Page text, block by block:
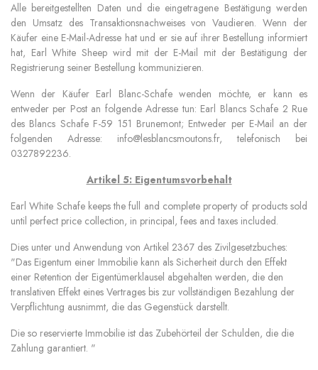
Alle bereitgestellten Daten und die eingetragene Bestätigung werden
den Umsatz des Transaktionsnachweises von Vaudieren. Wenn der
Käufer eine E-Mail-Adresse hat und er sie auf ihrer Bestellung informiert
hat, Earl White Sheep wird mit der E-Mail mit der Bestätigung der
Registrierung seiner Bestellung kommunizieren.
Wenn der Käufer Earl Blanc-Schafe wenden möchte, er kann es
entweder per Post an folgende Adresse tun: Earl Blancs Schafe 2 Rue
des Blancs Schafe F-59 151 Brunemont; Entweder per E-Mail an der
folgenden Adresse: info@lesblancsmoutons.fr, telefonisch bei
0327892236.
Artikel 5: Eigentumsvorbehalt
Earl White Schafe keeps the full and complete property of products sold
until perfect price collection, in principal, fees and taxes included.
Dies unter und Anwendung von Artikel 2367 des Zivilgesetzbuches:
"Das Eigentum einer Immobilie kann als Sicherheit durch den Effekt
einer Retention der Eigentümerklausel abgehalten werden, die den
translativen Effekt eines Vertrages bis zur vollständigen Bezahlung der
Verpflichtung ausnimmt, die das Gegenstück darstellt.
Die so reservierte Immobilie ist das Zubehörteil der Schulden, die die
Zahlung garantiert. "